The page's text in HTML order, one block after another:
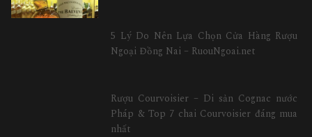
5 Lý Do Nên Lựa Chọn Cửa Hàng Rượu
Ngoại Đồng Nai – RuouNgoai.net
Rượu Courvoisier – Di sản Cognac nước
Pháp & Top 7 chai Courvoisier đáng mua
nhất